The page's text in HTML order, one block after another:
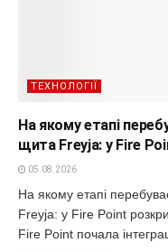
ТЕХНОЛОГІЇ
На якому етапі
щита Freyja: у Fire
05.08.2026
На якому етапі
Freyja: у Fire Point
Fire Point почала